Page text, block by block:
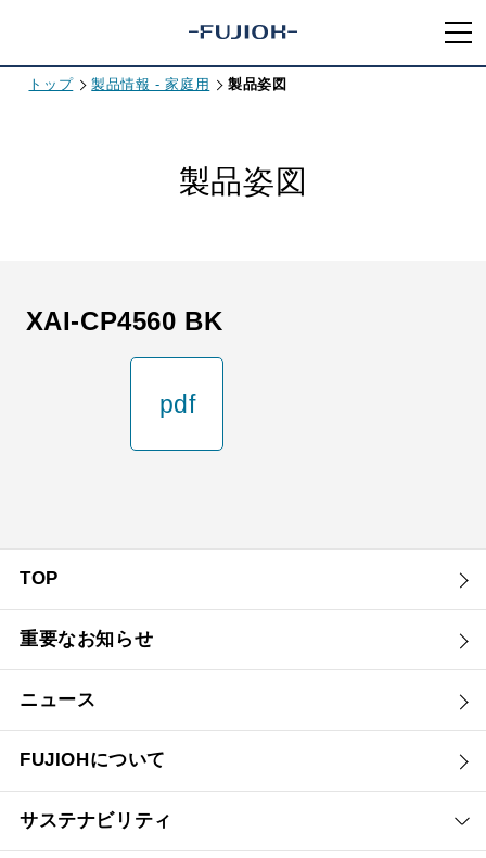
トップ 製品情報 - 家庭用 製品姿図
製品姿図
XAI-CP4560 BK
pdf
TOP
重要なお知らせ
ニュース
FUJIOHについて
サステナビリティ